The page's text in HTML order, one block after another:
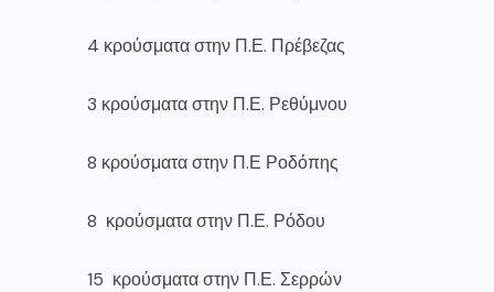
4 κρούσματα στην Π.Ε. Πρέβεζας
3 κρούσματα στην Π.Ε. Ρεθύμνου
8 κρούσματα στην Π.Ε Ροδόπης
8 κρούσματα στην Π.Ε. Ρόδου
15 κρούσματα στην Π.Ε. Σερρών